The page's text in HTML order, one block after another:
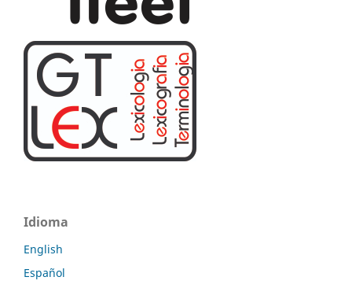
Idioma
English
Español